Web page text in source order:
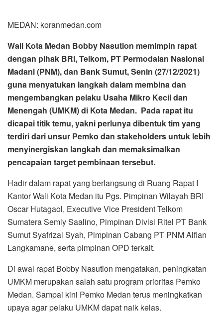
MEDAN: koranmedan.com
Wali Kota Medan Bobby Nasution memimpin rapat
dengan pihak BRI, Telkom, PT Permodalan Nasional
Madani (PNM), dan Bank Sumut, Senin (27/12/2021)
guna menyatukan langkah dalam membina dan
mengembangkan pelaku Usaha Mikro Kecil dan
Menengah (UMKM) di Kota Medan. Pada rapat itu
dicapai titik temu, yakni perlunya dibentuk tim yang
terdiri dari unsur Pemko dan stakeholders untuk lebih
menyinergiskan langkah dan memaksimalkan
pencapaian target pembinaan tersebut.
Hadir dalam rapat yang berlangsung di Ruang Rapat I
Kantor Wali Kota Medan itu Pgs. Pimpinan Wilayah BRI
Oscar Hutagaol, Executive Vice President Telkom
Sumatera Semly Saalino, Pimpinan Divisi Ritel PT Bank
Sumut Syafrizal Syah, Pimpinan Cabang PT PNM Alfian
Langkamane, serta pimpinan OPD terkait.
Di awal rapat Bobby Nasution mengatakan, peningkatan
UMKM merupakan salah satu program prioritas Pemko
Medan. Sampai kini Pemko Medan terus meningkatkan
upaya agar pelaku UMKM dapat naik kelas.